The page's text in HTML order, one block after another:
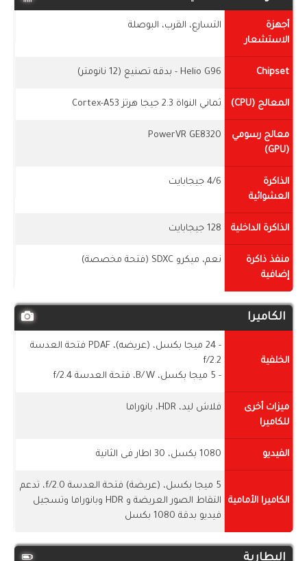
أجهزة
الاستشعار
التسارع، القرب، البوصلة
Chipset Helio G96 - بدقه تصنيع (12 نانومتر)
المعالج (CPU) ثماني النواة 2.3 جيجا هرتز Cortex-A53
معالج رسومي
(GPU)
PowerVR GE8320
الذاكرة
العشوائية
4/6 جيجابايت
الذاكرة الداخلية 128 جيجابايت
منفذ ذاكرة
إضافية
نعم، ميكرو SDXC (فتحة مخصصة)
الكاميرا
الخلفية
- 24 ميجا بكسل، (عريضه)، PDAF فتحة العدسة
f/2.2
- 5 ميجا بكسل، B/W، فتحة العدسة f/2.4
ميزات أخرى
للكاميرا
فلاش ليد، HDR، بانوراما
الفيديو 1080 بكسل، 30 اطار فى الثانية
الكاميرا الأمامية
5 ميجا بكسل، (عريضة) فتحة العدسة f/2.0، تدعم
التقاط الصور العريضة و HDR وبانوراما وتسجيل
فيديو بدقة 1080 بكسل
البطارية